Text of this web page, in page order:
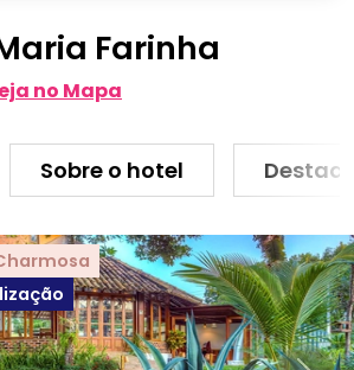
Farinha
no Mapa
Sobre o hotel